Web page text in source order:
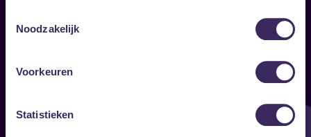
Noodzakelijk
Voorkeuren
Statistieken
Onze nieuwsbrief ontvangen?